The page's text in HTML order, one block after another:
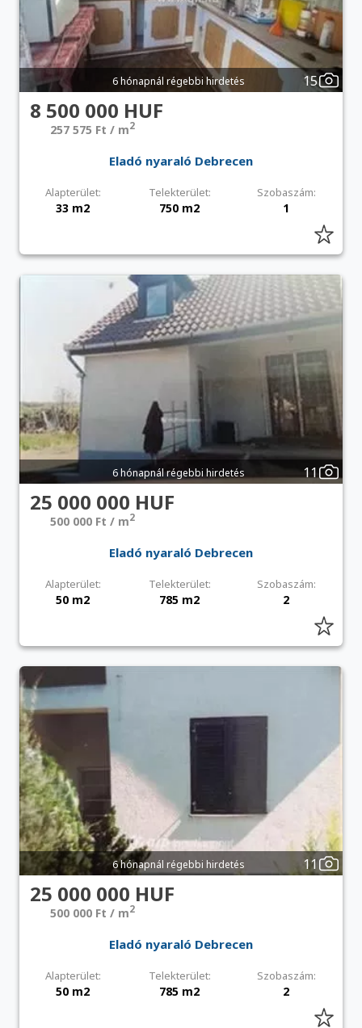
6 hónapnál régebbi hirdetés 15
8 500 000 HUF
257 575 Ft / m2
Eladó nyaraló Debrecen
Alapterület: Telekterület: Szobaszám:
33 m2 750 m2 1
6 hónapnál régebbi hirdetés 11
25 000 000 HUF
500 000 Ft / m2
Eladó nyaraló Debrecen
Alapterület: Telekterület: Szobaszám:
50 m2 785 m2 2
6 hónapnál régebbi hirdetés 11
25 000 000 HUF
500 000 Ft / m2
Eladó nyaraló Debrecen
Alapterület: Telekterület: Szobaszám:
50 m2 785 m2 2